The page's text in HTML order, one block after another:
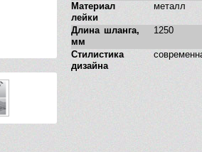
Материал
лейки
металл
Длина шланга,
мм
1250
Стилистика
дизайна